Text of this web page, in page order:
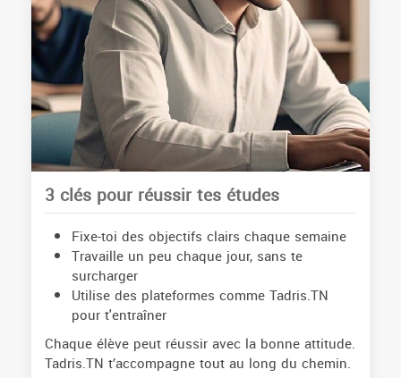
3 clés pour réussir tes études
Fixe-toi des objectifs clairs chaque semaine
Travaille un peu chaque jour, sans te
surcharger
Utilise des plateformes comme Tadris.TN
pour t'entraîner
Chaque élève peut réussir avec la bonne attitude.
Tadris.TN t’accompagne tout au long du chemin.